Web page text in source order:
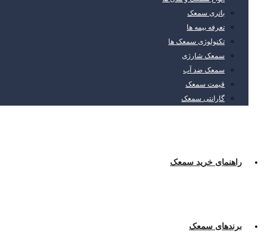
باتری سمعک
تعرفه بیمه ها
تکنولوژی سمعک ها
سمعک شارژی
سمعک ضد آب
قیمت سمعک
گارانتی سمعک
راهنمای خرید سمعک
برندهای سمعک